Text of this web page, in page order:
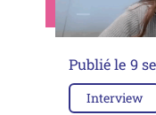
Publié le 9
Interview